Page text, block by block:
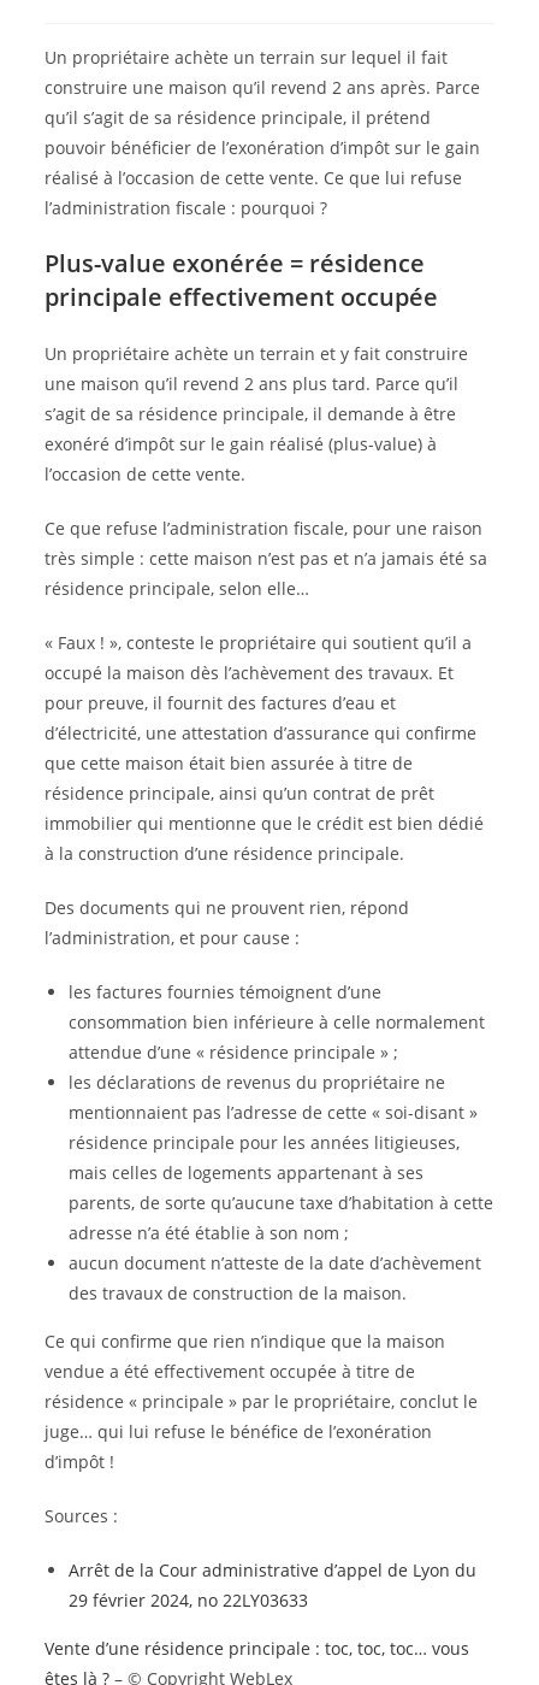
Un propriétaire achète un terrain sur lequel il fait
construire une maison qu’il revend 2 ans après. Parce
qu’il s’agit de sa résidence principale, il prétend
pouvoir bénéficier de l’exonération d’impôt sur le gain
réalisé à l’occasion de cette vente. Ce que lui refuse
l’administration fiscale : pourquoi ?
Plus-value exonérée = résidence
principale effectivement occupée
Un propriétaire achète un terrain et y fait construire
une maison qu’il revend 2 ans plus tard. Parce qu’il
s’agit de sa résidence principale, il demande à être
exonéré d’impôt sur le gain réalisé (plus-value) à
l’occasion de cette vente.
Ce que refuse l’administration fiscale, pour une raison
très simple : cette maison n’est pas et n’a jamais été sa
résidence principale, selon elle…
« Faux ! », conteste le propriétaire qui soutient qu’il a
occupé la maison dès l’achèvement des travaux. Et
pour preuve, il fournit des factures d’eau et
d’électricité, une attestation d’assurance qui confirme
que cette maison était bien assurée à titre de
résidence principale, ainsi qu’un contrat de prêt
immobilier qui mentionne que le crédit est bien dédié
à la construction d’une résidence principale.
Des documents qui ne prouvent rien, répond
l’administration, et pour cause :
les factures fournies témoignent d’une
consommation bien inférieure à celle normalement
attendue d’une « résidence principale » ;
les déclarations de revenus du propriétaire ne
mentionnaient pas l’adresse de cette « soi-disant »
résidence principale pour les années litigieuses,
mais celles de logements appartenant à ses
parents, de sorte qu’aucune taxe d’habitation à cette
adresse n’a été établie à son nom ;
aucun document n’atteste de la date d’achèvement
des travaux de construction de la maison.
Ce qui confirme que rien n’indique que la maison
vendue a été effectivement occupée à titre de
résidence « principale » par le propriétaire, conclut le
juge… qui lui refuse le bénéfice de l’exonération
d’impôt !
Sources :
Arrêt de la Cour administrative d’appel de Lyon du
29 février 2024, no 22LY03633
Vente d’une résidence principale : toc, toc, toc… vous
êtes là ? – © Copyright WebLex